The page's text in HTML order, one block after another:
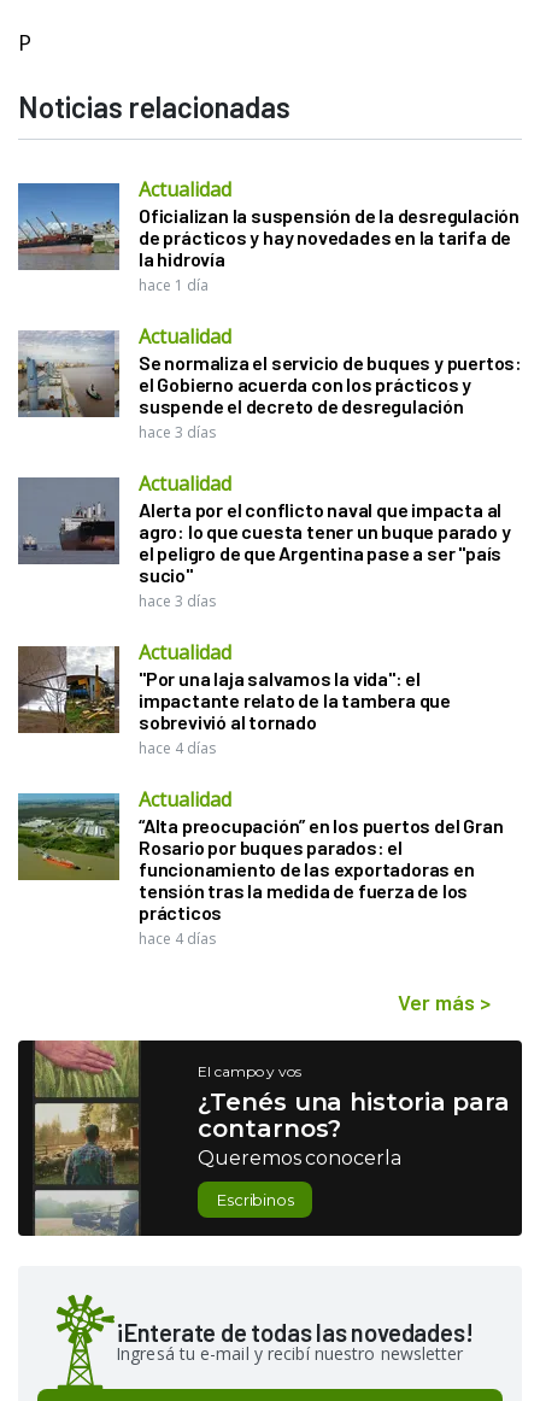
P
Noticias relacionadas
Actualidad
Oficializan la suspensión de la desregulación
de prácticos y hay novedades en la tarifa de
la hidrovía
hace 1 día
Actualidad
Se normaliza el servicio de buques y puertos:
el Gobierno acuerda con los prácticos y
suspende el decreto de desregulación
hace 3 días
Actualidad
Alerta por el conflicto naval que impacta al
agro: lo que cuesta tener un buque parado y
el peligro de que Argentina pase a ser "país
sucio"
hace 3 días
Actualidad
"Por una laja salvamos la vida": el
impactante relato de la tambera que
sobrevivió al tornado
hace 4 días
Actualidad
“Alta preocupación” en los puertos del Gran
Rosario por buques parados: el
funcionamiento de las exportadoras en
tensión tras la medida de fuerza de los
prácticos
hace 4 días
Ver más >
El campo y vos
¿Tenés una historia para
contarnos?
Queremos conocerla
Escribinos
¡Enterate de todas las novedades!
Ingresá tu e-mail y recibí nuestro newsletter